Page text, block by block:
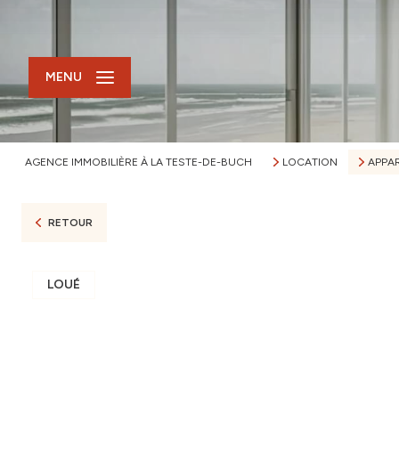
MENU
AGENCE IMMOBILIÈRE À LA TESTE-DE-BUCH LOCATION
RETOUR
LOUÉ